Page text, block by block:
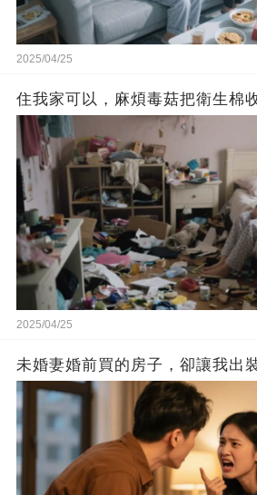
2025/04/25
住我家可以，麻煩毒菇把衛生棉
2025/04/25
未婚妻婚前買的房子，卻讓我出